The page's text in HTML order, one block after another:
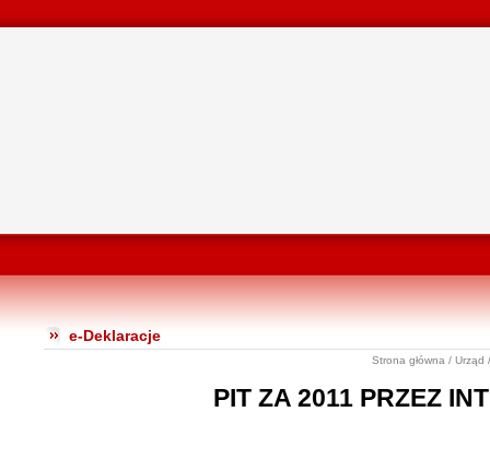
e-Deklaracje
Strona główna / Urząd
PIT ZA 2011 PRZEZ